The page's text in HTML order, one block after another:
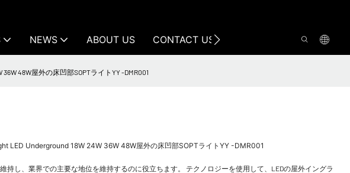
NEWS ABOUT US CONTACT US
36W 48W屋外の床凹部SOPTライトYY -DMR001
LED Underground 18W 24W 36W 48W屋外の床凹部SOPTライトYY -DMR001
持し、業界での主要な地位を維持するのに役立ちます。 テクノロジーを使用して、LEDの屋外イングラ